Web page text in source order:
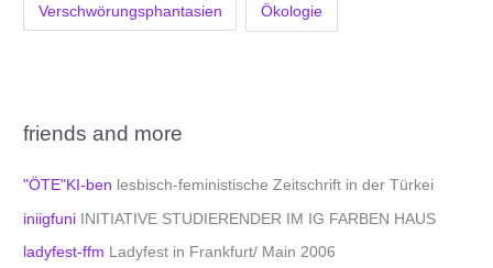
Verschwörungsphantasien Ökologie
friends and more
"ÖTE"KI-ben lesbisch-feministische Zeitschrift in der Türkei
iniigfuni INITIATIVE STUDIERENDER IM IG FARBEN HAUS
ladyfest-ffm Ladyfest in Frankfurt/ Main 2006